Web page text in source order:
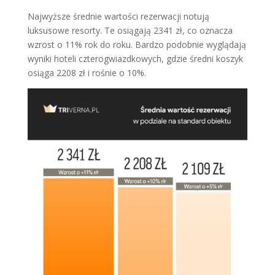
Najwyższe średnie wartości rezerwacji notują
luksusowe resorty. Te osiągają 2341 zł, co oznacza
wzrost o 11% rok do roku. Bardzo podobnie wyglądają
wyniki hoteli czterogwiazdkowych, gdzie średni koszyk
osiąga 2208 zł i rośnie o 10%.